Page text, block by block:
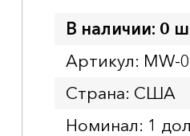
В наличии: 0
Артикул: MW-
Страна: США
Номинал: 1